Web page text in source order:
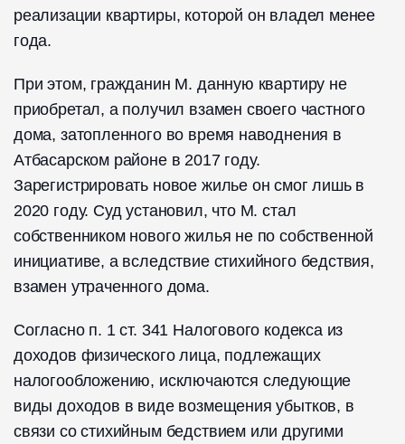
реализации квартиры, которой он владел менее
года.
При этом, гражданин М. данную квартиру не
приобретал, а получил взамен своего частного
дома, затопленного во время наводнения в
Атбасарском районе в 2017 году.
Зарегистрировать новое жилье он смог лишь в
2020 году. Суд установил, что М. стал
собственником нового жилья не по собственной
инициативе, а вследствие стихийного бедствия,
взамен утраченного дома.
Согласно п. 1 ст. 341 Налогового кодекса из
доходов физического лица, подлежащих
налогообложению, исключаются следующие
виды доходов в виде возмещения убытков, в
связи со стихийным бедствием или другими